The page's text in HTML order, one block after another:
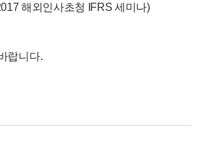
해외인사초청 IFRS 세미나)
랍니다.